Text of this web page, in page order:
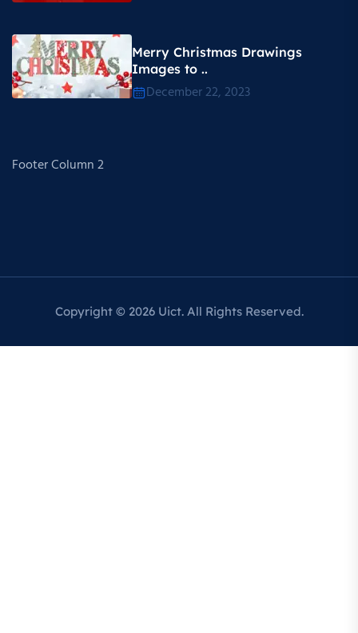
Merry Christmas Drawings
Images to ..
December 22, 2023
Footer Column 2
Copyright © 2026 Uict. All Rights Reserved.